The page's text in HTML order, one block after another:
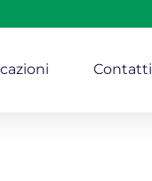
Contatti